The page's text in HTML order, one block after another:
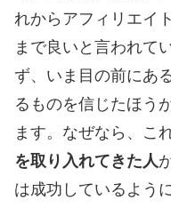
れからアフィリエイ
まで良いと言われて
ず、いま目の前にあ
るものを信じたほう
ます。なぜなら、こ
を取り入れてきた人
は成功しているよう